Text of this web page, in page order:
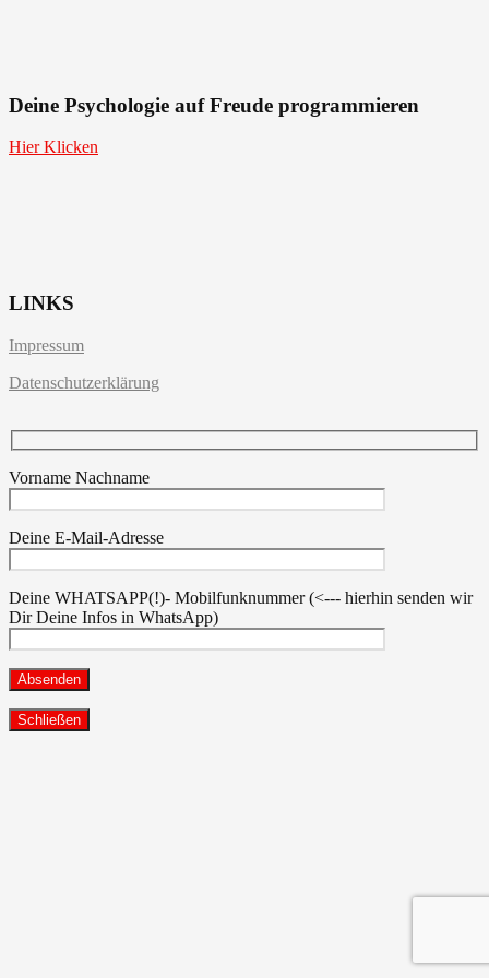
Deine Psychologie auf Freude programmieren
Hier Klicken
LINKS
Impressum
Datenschutzerklärung
Vorname Nachname
Deine E-Mail-Adresse
Deine WHATSAPP(!)- Mobilfunknummer (<--- hierhin senden wir
Dir Deine Infos in WhatsApp)
Schließen